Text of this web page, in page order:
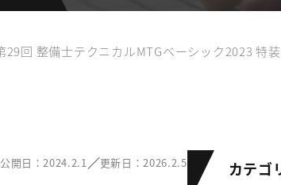
29回 整備士テクニカルMTGベーシック2023 特
公開日：2024.2.1 ／更新日：2026.2.5 カテゴ